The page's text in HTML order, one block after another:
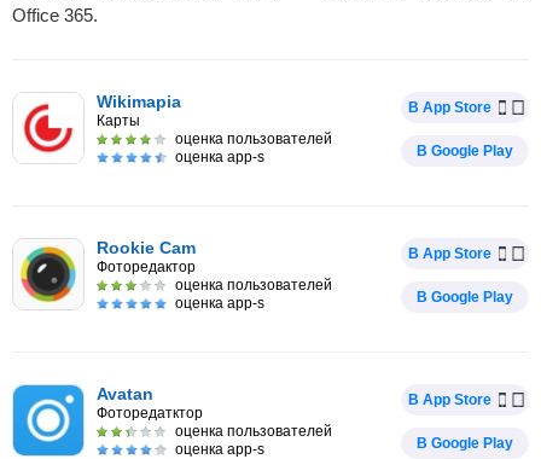
Office 365.
Wikimapia
Карты
оценка пользователей
оценка app-s
В App Store
В Google Play
Rookie Cam
Фоторедактор
оценка пользователей
оценка app-s
В App Store
В Google Play
Avatan
Фоторедатктор
оценка пользователей
оценка app-s
В App Store
В Google Play